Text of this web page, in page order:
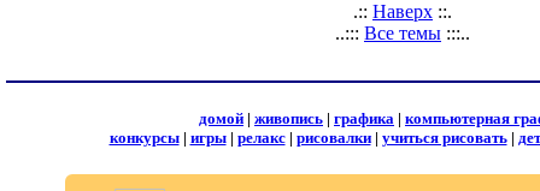
.:: Наверх ::.
..::: Все темы :::..
домой | живопись | графика | компьютерная
конкурсы| игры| релакс| рисовалки| учиться рисовать|